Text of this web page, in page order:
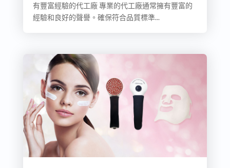
有豐富經驗的代工廠 專業的代工廠通常擁有豐富的
經驗和良好的聲譽。確保符合品質標準...